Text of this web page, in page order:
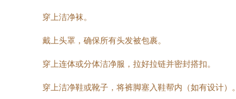
穿上洁净袜。
戴上头罩，确保所有头发被包裹。
穿上连体或分体洁净服，拉好拉链并密封搭扣。
穿上洁净鞋或靴子，将裤脚塞入鞋帮内（如有设计）。